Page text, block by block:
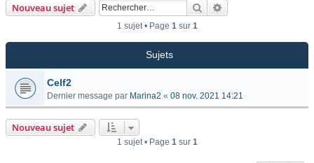
Nouveau sujet Rechercher
1 sujet • Page 1sur 1
Sujets
Celf2
Dernier message par Marina2 « 08 nov. 2021 14:21
Nouveau sujet
1 sujet • Page 1sur 1